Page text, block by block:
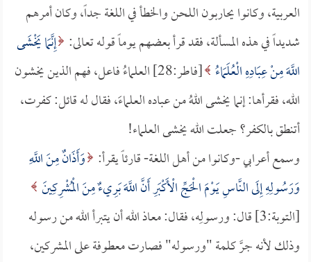
العربية، وكانوا يحاربون اللحن والخطأ في اللغة جداً، وكان أمرهم
شديداً في هذه المسألة، فقد قرأ بعضهم يوماً قوله تعالى: إِنَّمَا يَخْشَى
اللَّهَ مِنْ عِبَادِهِ الْعُلَمَاءُ
[فاطر:28] العلماءُ فاعل، فهم الذين يخشون
الله، فقرأها: إنما يخشى اللهُ من عباده العلماءَ، فقال له قائل: كفرت،
أتنطق بالكفر؟ جعلت الله يخشى العلماء!
وسمع أعرابي -وكانوا من أهل اللغة- قارئاً يقرأ: وَأَذَانٌ مِنَ اللَّهِ
وَرَسُولِهِ إِلَى النَّاسِ يَوْمَ الْحَجِّ الْأَكْبَرِ أَنَّ اللَّهَ بَرِيءٌ مِنَ الْمُشْرِكِينَ
[التوبة:3] قال: ورسولِه، فقال: معاذ الله أن يتبرأ الله من رسوله
وذلك لأنه جرَّ كلمة "ورسوله" فصارت معطوفة على المشركين،